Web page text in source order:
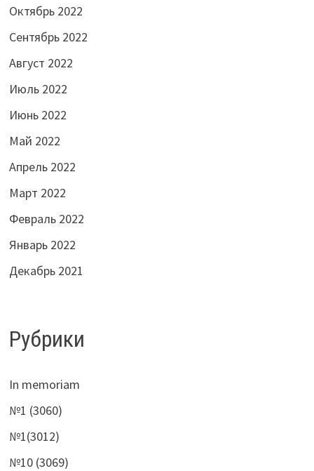
Октябрь 2022
Сентябрь 2022
Август 2022
Июль 2022
Июнь 2022
Май 2022
Апрель 2022
Март 2022
Февраль 2022
Январь 2022
Декабрь 2021
Рубрики
In memoriam
№1 (3060)
№1(3012)
№10 (3069)